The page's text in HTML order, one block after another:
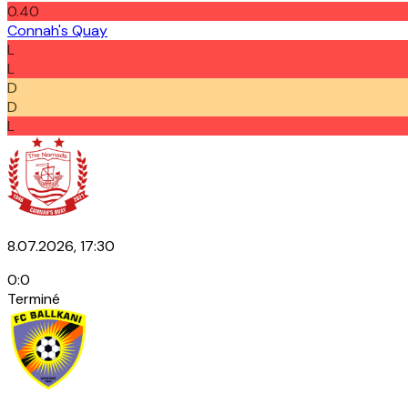
0.40
Connah's Quay
L
L
D
D
L
8.07.2026, 17:30
0:0
Terminé